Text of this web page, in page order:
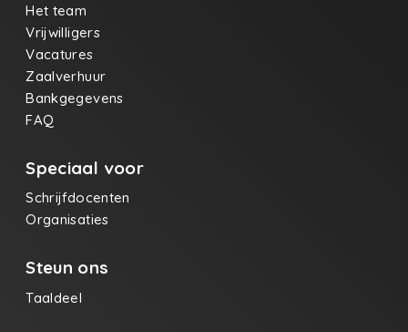
Het team
Vrijwilligers
Vacatures
Zaalverhuur
Bankgegevens
FAQ
Speciaal voor
Schrijfdocenten
Organisaties
Steun ons
Taaldeel